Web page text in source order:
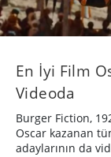
En İyi Film
Videoda
Burger Fiction,
Oscar kazanan
adaylarının da